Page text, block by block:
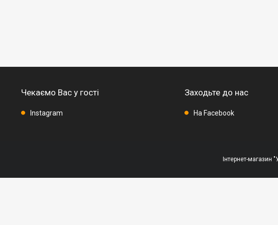
Чекаємо Вас у гості
Instagram
Заходьте до нас
На Facebook